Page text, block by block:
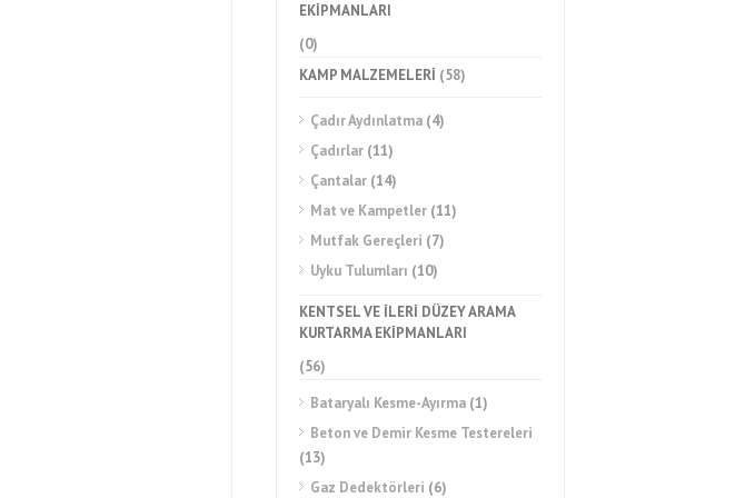
EKİPMANLARI
(0)
KAMP MALZEMELERİ (58)
Çadır Aydınlatma (4)
Çadırlar (11)
Çantalar (14)
Mat ve Kampetler (11)
Mutfak Gereçleri (7)
Uyku Tulumları (10)
KENTSEL VE İLERİ DÜZEY ARAMA
KURTARMA EKİPMANLARI
(56)
Bataryalı Kesme-Ayırma (1)
Beton ve Demir Kesme Testereleri
(13)
Gaz Dedektörleri (6)